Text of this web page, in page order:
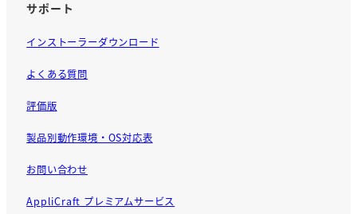
サポート
インストーラーダウンロード
よくある質問
評価版
製品別動作環境・OS対応表
お問い合わせ
AppliCraft プレミアムサービス